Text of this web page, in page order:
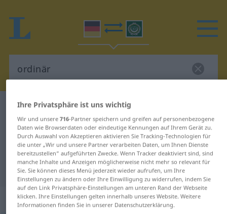
Deutsch-Arabisch Wörterbuch
Deutsch-Arabisch Übersetzung für
"ordinär"
"ordinär" Arabisch Übersetzung
„ordinär“: Adjektiv
Ihre Privatsphäre ist uns wichtig
Wir und unsere 716-Partner speichern und greifen auf personenbezogene
Daten wie Browserdaten oder eindeutige Kennungen auf Ihrem Gerät zu.
Durch Auswahl von Akzeptieren aktivieren Sie Tracking-Technologien für
die unter „Wir und unsere Partner verarbeiten Daten, um Ihnen Dienste
bereitzustellen“ aufgeführten Zwecke. Wenn Tracker deaktiviert sind, sind
manche Inhalte und Anzeigen möglicherweise nicht mehr so relevant für
Sie. Sie können dieses Menü jederzeit wieder aufrufen, um Ihre
Einstellungen zu ändern oder Ihre Einwilligung zu widerrufen, indem Sie
auf den Link Privatsphäre-Einstellungen am unteren Rand der Webseite
klicken. Ihre Einstellungen gelten innerhalb unseres Website. Weitere
Informationen finden Sie in unserer Datenschutzerklärung.